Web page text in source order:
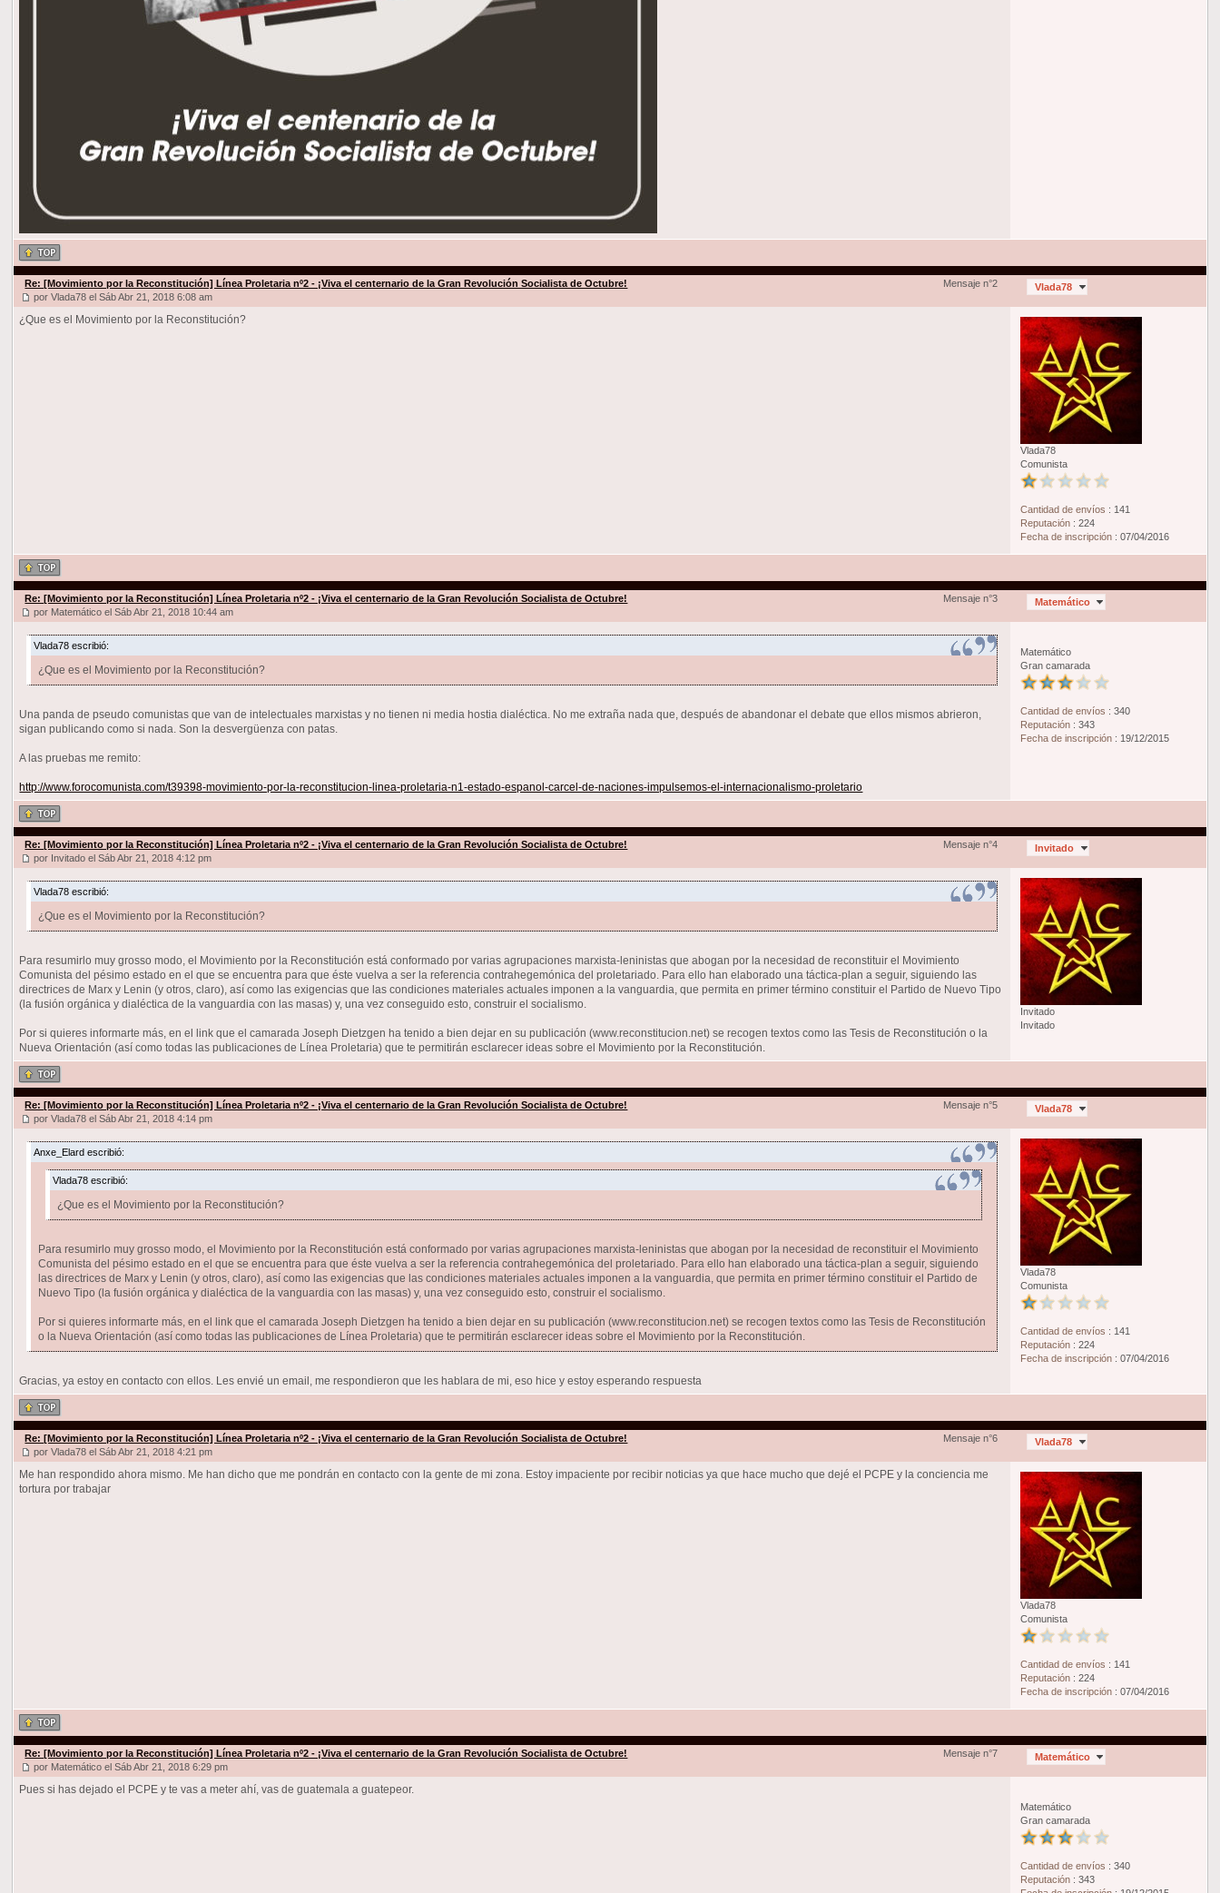
Vlada78
Vlada78
Comunista
Cantidad de envíos : 141
Reputación: 224
Fecha de inscripción: 07/04/2016
Mensaje n°2
Re: [Movimiento por la Reconstitución] Línea Proletaria nº2 - ¡Viva el centernario de la Gran Revolución Socialista de Octubre!
por Vlada78 el Sáb Abr 21, 2018 6:08 am
¿Que es el Movimiento por la Reconstitución?
Matemático
Matemático
Gran camarada
Cantidad de envíos : 340
Reputación: 343
Fecha de inscripción: 19/12/2015
Mensaje n°3
Re: [Movimiento por la Reconstitución] Línea Proletaria nº2 - ¡Viva el centernario de la Gran Revolución Socialista de Octubre!
por Matemático el Sáb Abr 21, 2018 10:44 am
Vlada78 escribió:
¿Que es el Movimiento por la Reconstitución?
Una panda de pseudo comunistas que van de intelectuales marxistas y no tienen ni media hostia dialéctica. No me extraña nada que, después de abandonar el debate que ellos mismos abrieron,
sigan publicando como si nada. Son la desvergüenza con patas.
A las pruebas me remito:
http://www.forocomunista.com/t39398-movimiento-por-la-reconstitucion-linea-proletaria-n1-estado-espanol-carcel-de-naciones-impulsemos-el-internacionalismo-proletario
Invitado
Invitado
Invitado
Mensaje n°4
Re: [Movimiento por la Reconstitución] Línea Proletaria nº2 - ¡Viva el centernario de la Gran Revolución Socialista de Octubre!
por Invitado el Sáb Abr 21, 2018 4:12 pm
Vlada78 escribió:
¿Que es el Movimiento por la Reconstitución?
Para resumirlo muy grosso modo, el Movimiento por la Reconstitución está conformado por varias agrupaciones marxista-leninistas que abogan por la necesidad de reconstituir el Movimiento
Comunista del pésimo estado en el que se encuentra para que éste vuelva a ser la referencia contrahegemónica del proletariado. Para ello han elaborado una táctica-plan a seguir, siguiendo las
directrices de Marx y Lenin (y otros, claro), así como las exigencias que las condiciones materiales actuales imponen a la vanguardia, que permita en primer término constituir el Partido de Nuevo Tipo
(la fusión orgánica y dialéctica de la vanguardia con las masas) y, una vez conseguido esto, construir el socialismo.
Por si quieres informarte más, en el link que el camarada Joseph Dietzgen ha tenido a bien dejar en su publicación (www.reconstitucion.net) se recogen textos como las Tesis de Reconstitución o la
Nueva Orientación (así como todas las publicaciones de Línea Proletaria) que te permitirán esclarecer ideas sobre el Movimiento por la Reconstitución.
Vlada78
Vlada78
Comunista
Cantidad de envíos : 141
Reputación: 224
Fecha de inscripción: 07/04/2016
Mensaje n°5
Re: [Movimiento por la Reconstitución] Línea Proletaria nº2 - ¡Viva el centernario de la Gran Revolución Socialista de Octubre!
por Vlada78 el Sáb Abr 21, 2018 4:14 pm
Anxe_Elard escribió:
Vlada78 escribió:
¿Que es el Movimiento por la Reconstitución?
Para resumirlo muy grosso modo, el Movimiento por la Reconstitución está conformado por varias agrupaciones marxista-leninistas que abogan por la necesidad de reconstituir el Movimiento
Comunista del pésimo estado en el que se encuentra para que éste vuelva a ser la referencia contrahegemónica del proletariado. Para ello han elaborado una táctica-plan a seguir, siguiendo
las directrices de Marx y Lenin (y otros, claro), así como las exigencias que las condiciones materiales actuales imponen a la vanguardia, que permita en primer término constituir el Partido de
Nuevo Tipo (la fusión orgánica y dialéctica de la vanguardia con las masas) y, una vez conseguido esto, construir el socialismo.
Por si quieres informarte más, en el link que el camarada Joseph Dietzgen ha tenido a bien dejar en su publicación (www.reconstitucion.net) se recogen textos como las Tesis de Reconstitución
o la Nueva Orientación (así como todas las publicaciones de Línea Proletaria) que te permitirán esclarecer ideas sobre el Movimiento por la Reconstitución.
Gracias, ya estoy en contacto con ellos. Les envié un email, me respondieron que les hablara de mi, eso hice y estoy esperando respuesta
Vlada78
Vlada78
Comunista
Cantidad de envíos : 141
Reputación: 224
Fecha de inscripción: 07/04/2016
Mensaje n°6
Re: [Movimiento por la Reconstitución] Línea Proletaria nº2 - ¡Viva el centernario de la Gran Revolución Socialista de Octubre!
por Vlada78 el Sáb Abr 21, 2018 4:21 pm
Me han respondido ahora mismo. Me han dicho que me pondrán en contacto con la gente de mi zona. Estoy impaciente por recibir noticias ya que hace mucho que dejé el PCPE y la conciencia me
tortura por trabajar
Matemático
Matemático
Gran camarada
Cantidad de envíos : 340
Reputación: 343
Mensaje n°7
Re: [Movimiento por la Reconstitución] Línea Proletaria nº2 - ¡Viva el centernario de la Gran Revolución Socialista de Octubre!
por Matemático el Sáb Abr 21, 2018 6:29 pm
Pues si has dejado el PCPE y te vas a meter ahí, vas de guatemala a guatepeor.